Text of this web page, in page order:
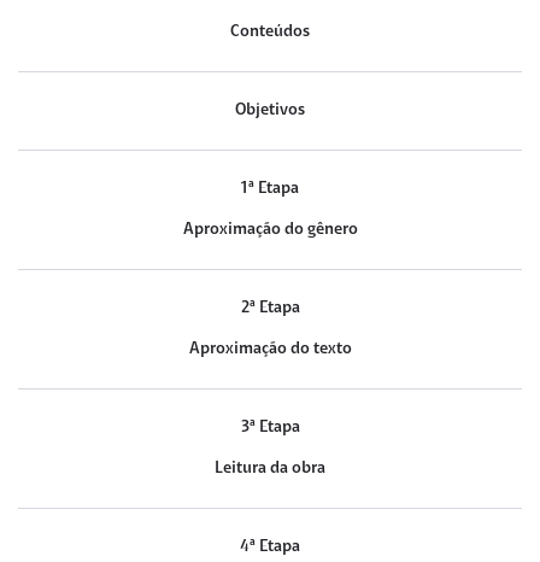
Conteúdos
Objetivos
1ª Etapa
Aproximação do gênero
2ª Etapa
Aproximação do texto
3ª Etapa
Leitura da obra
4ª Etapa